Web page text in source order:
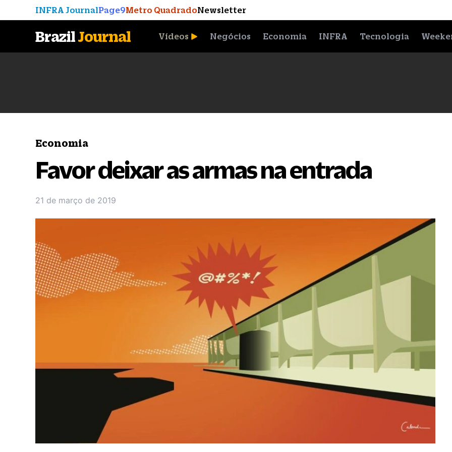
INFRA JournalPage9Metro QuadradoNewsletter
BrazilJournal Vídeos Negócios Economia INFRA Tecnologia
Economia
Favor deixar as armas na entrada
21 de março de 2019